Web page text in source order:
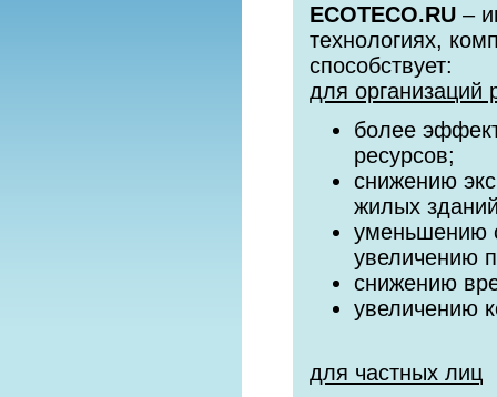
ECOTECO.RU –
технологиях,
способствует:
для организаций
более
ресурсов;
снижению
жилых
уменьшению
увеличению
снижению
увеличению
для частных лиц